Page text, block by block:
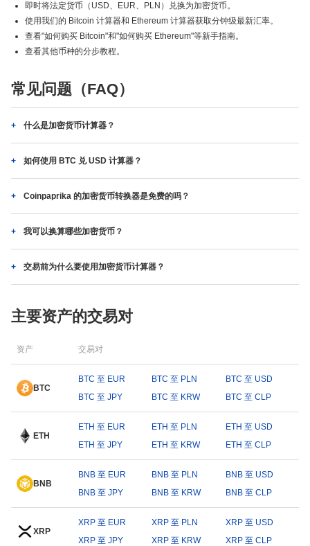
即时将法定货币（USD、EUR、PLN）兑换为加密货币。
使用我们的 Bitcoin 计算器和 Ethereum 计算器获取分钟级最新汇率。
查看"如何购买 Bitcoin"和"如何购买 Ethereum"等新手指南。
查看其他币种的分步教程。
常见问题（FAQ）
什么是加密货币计算器？
如何使用 BTC 兑 USD 计算器？
Coinpaprika 的加密货币转换器是免费的吗？
我可以换算哪些加密货币？
交易前为什么要使用加密货币计算器？
主要资产的交易对
资产 交易对
BTC
BTC 至 EUR BTC 至 PLN
BTC 至 USD
BTC 至 JPY
BTC 至 KRW BTC 至 CLP
ETH
ETH 至 EUR ETH 至 PLN
ETH 至 USD
ETH 至 JPY
ETH 至 KRW ETH 至 CLP
BNB
BNB 至 EUR BNB 至 PLN
BNB 至 USD
BNB 至 JPY
BNB 至 KRW BNB 至 CLP
XRP
XRP 至 EUR XRP 至 PLN
XRP 至 USD
XRP 至 JPY
XRP 至 KRW XRP 至 CLP